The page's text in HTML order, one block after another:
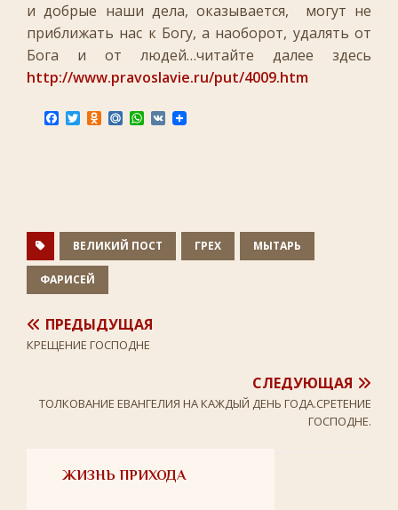
и добрые наши дела, оказывается, могут не
приближать нас к Богу, а наоборот, удалять от
Бога и от людей…читайте далее здесь
http://www.pravoslavie.ru/put/4009.htm
T O
s
n
i
M W V
ВЕЛИКИЙ ПОСТ ГРЕХ МЫТАРЬ
ФАРИСЕЙ
ПРЕДЫДУЩАЯ
КРЕЩЕНИЕ ГОСПОДНЕ
СЛЕДУЮЩАЯ
ТОЛКОВАНИЕ ЕВАНГЕЛИЯ НА КАЖДЫЙ ДЕНЬ ГОДА.СРЕТЕНИЕ
ГОСПОДНЕ.
ЖИЗНЬ ПРИХОДА